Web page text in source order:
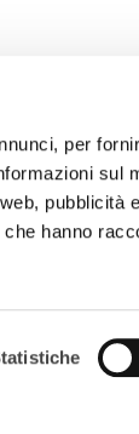
per
sul
pubblicità
hanno